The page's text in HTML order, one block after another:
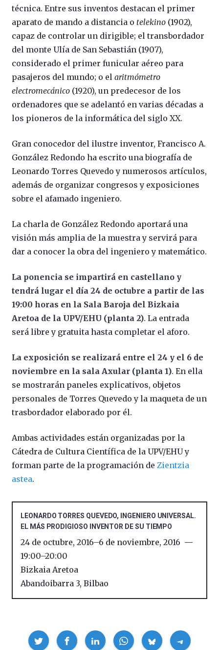
técnica. Entre sus inventos destacan el primer
aparato de mando a distancia o telekino (1902),
capaz de controlar un dirigible; el transbordador
del monte Ulía de San Sebastián (1907),
considerado el primer funicular aéreo para
pasajeros del mundo; o el aritmómetro
electromecánico (1920), un predecesor de los
ordenadores que se adelantó en varias décadas a
los pioneros de la informática del siglo XX.
Gran conocedor del ilustre inventor, Francisco A.
González Redondo ha escrito una biografía de
Leonardo Torres Quevedo y numerosos artículos,
además de organizar congresos y exposiciones
sobre el afamado ingeniero.
La charla de González Redondo aportará una
visión más amplia de la muestra y servirá para
dar a conocer la obra del ingeniero y matemático.
La ponencia se impartirá en castellano y
tendrá lugar el día 24 de octubre a partir de las
19:00 horas en la Sala Baroja del Bizkaia
Aretoa de la UPV/EHU (planta 2). La entrada
será libre y gratuita hasta completar el aforo.
La exposición se realizará entre el 24 y el 6 de
noviembre en la sala Axular (planta 1). En ella
se mostrarán paneles explicativos, objetos
personales de Torres Quevedo y la maqueta de un
trasbordador elaborado por él.
Ambas actividades están organizadas por la
Cátedra de Cultura Científica de la UPV/EHU y
forman parte de la programación de Zientzia
astea.
LEONARDO TORRES QUEVEDO, INGENIERO UNIVERSAL.
EL MÁS PRODIGIOSO INVENTOR DE SU TIEMPO
24 de octubre, 2016–6 de noviembre, 2016
19:00–20:00
Bizkaia Aretoa
Abandoibarra 3, Bilbao
Compartir